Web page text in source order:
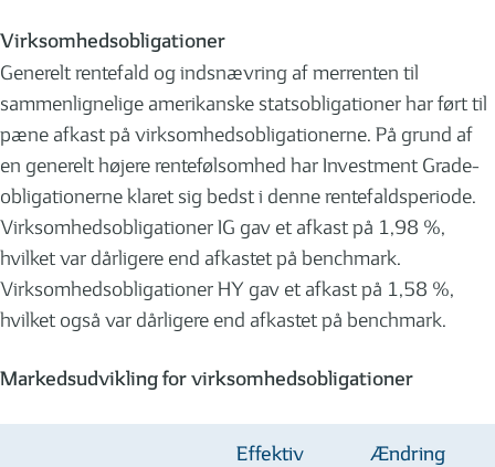
Virksomhedsobligationer
Generelt rentefald og indsnævring af merrenten til
sammenlignelige amerikanske statsobligationer har ført til
pæne afkast på virksomhedsobligationerne. På grund af
en generelt højere rentefølsomhed har Investment Grade-
obligationerne klaret sig bedst i denne rentefaldsperiode.
Virksomhedsobligationer IG gav et afkast på 1,98 %,
hvilket var dårligere end afkastet på benchmark.
Virksomhedsobligationer HY gav et afkast på 1,58 %,
hvilket også var dårligere end afkastet på benchmark.
Markedsudvikling for virksomhedsobligationer
Effektiv
Ændring